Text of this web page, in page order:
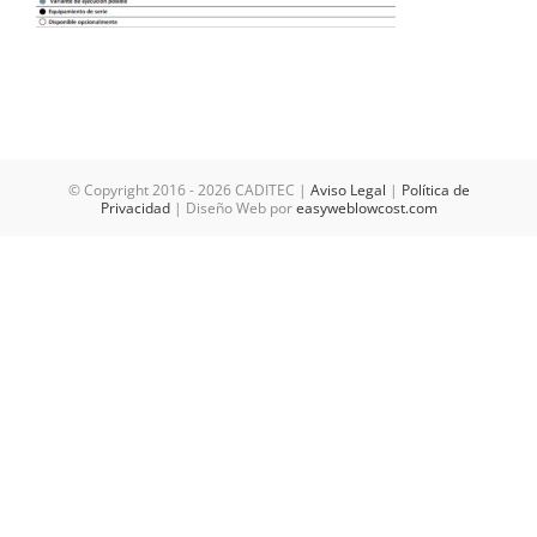
© Copyright 2016 -2026 CADITEC | Aviso Legal | Política de
Privacidad| Diseño Web poreasyweblowcost.com